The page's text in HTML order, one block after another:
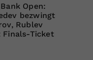
Open:
bezwingt
Rublev
Finals-Ticket